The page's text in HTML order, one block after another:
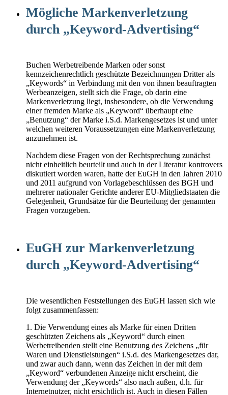
Mögliche Markenverletzung
durch „Keyword-Advertising“
Buchen Werbetreibende Marken oder sonst
kennzeichenrechtlich geschützte Bezeichnungen Dritter als
„Keywords“ in Verbindung mit den von ihnen beauftragten
Werbeanzeigen, stellt sich die Frage, ob darin eine
Markenverletzung liegt, insbesondere, ob die Verwendung
einer fremden Marke als „Keyword“ überhaupt eine
„Benutzung“ der Marke i.S.d. Markengesetzes ist und unter
welchen weiteren Voraussetzungen eine Markenverletzung
anzunehmen ist.
Nachdem diese Fragen von der Rechtsprechung zunächst
nicht einheitlich beurteilt und auch in der Literatur kontrovers
diskutiert worden waren, hatte der EuGH in den Jahren 2010
und 2011 aufgrund von Vorlagebeschlüssen des BGH und
mehrerer nationaler Gerichte anderer EU-Mitgliedstaaten die
Gelegenheit, Grundsätze für die Beurteilung der genannten
Fragen vorzugeben.
EuGH zur Markenverletzung
durch „Keyword-Advertising“
Die wesentlichen Feststellungen des EuGH lassen sich wie
folgt zusammenfassen:
1. Die Verwendung eines als Marke für einen Dritten
geschützten Zeichens als „Keyword“ durch einen
Werbetreibenden stellt eine Benutzung des Zeichens „für
Waren und Dienstleistungen“ i.S.d. des Markengesetzes dar,
und zwar auch dann, wenn das Zeichen in der mit dem
„Keyword“ verbundenen Anzeige nicht erscheint, die
Verwendung der „Keywords“ also nach außen, d.h. für
Internetnutzer, nicht ersichtlich ist. Auch in diesen Fällen